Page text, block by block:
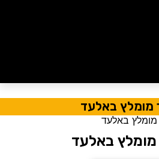
מומלץ באלעד
באלעד
מומלץ באלעד